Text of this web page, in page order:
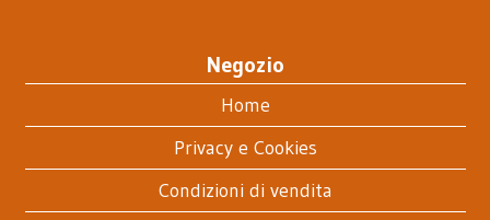
Negozio
Home
Privacy e Cookies
Condizioni di vendita